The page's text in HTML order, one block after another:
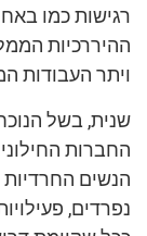
רגישות כמו
ההיררכיות
ויתר העבודות
שנית, בשל
החברות
הנשים החרדיות
נפרדים,